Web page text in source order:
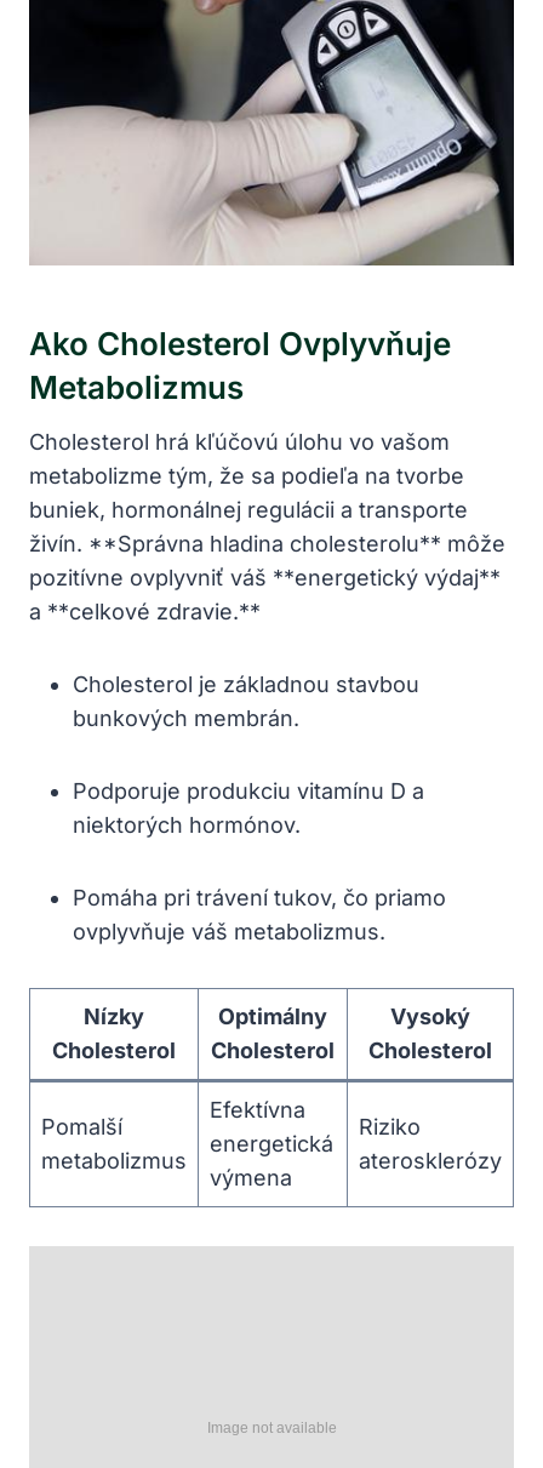
Ako Cholesterol Ovplyvňuje⁤
Metabolizmus
Cholesterol hrá kľúčovú ‌úlohu vo ⁤vašom
metabolizme‍ tým, že sa podieľa ‌na tvorbe
buniek, hormonálnej regulácii a transporte
živín. **Správna hladina cholesterolu** môže
pozitívne ovplyvniť váš **energetický výdaj**⁢
a **celkové zdravie.**
Cholesterol je základnou stavbou
bunkových membrán.
Podporuje produkciu vitamínu D ⁣a
niektorých hormónov.
Pomáha pri⁢ trávení tukov,​ čo ⁢priamo
ovplyvňuje váš metabolizmus.
Nízky
Cholesterol
Optimálny
Cholesterol
Vysoký
Cholesterol
Pomalší
metabolizmus
Efektívna
energetická
výmena
Riziko
aterosklerózy